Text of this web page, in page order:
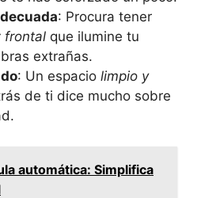
: Procura tener
frontal que ilumine tu
extrañas.
: Un espacio limpio y
de ti dice mucho sobre
automática: Simplifica